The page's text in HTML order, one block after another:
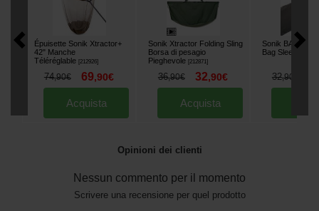
Épuisette Sonik Xtractor+
42" Manche
Téléréglable [212926]
74,90€ 69,90€
Acquista
Sonik Xtractor Folding Sling
Borsa di pesagio
Pieghevole [212871]
36,90€ 32,90€
Acquista
Sonik BANK-
Bag Sleeve
32,90
Opinioni dei clienti
Nessun commento per il momento
Scrivere una recensione per quel prodotto